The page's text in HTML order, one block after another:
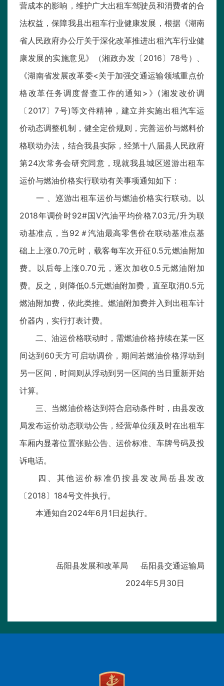
营成本的影响，维护广大出租车驾驶员和消费者的合
法权益，保障我县出租车行业健康发展，根据《湖南
省人民政府办公厅关于深化改革推进出租汽车行业健
康发展的实施意见》（湘政办发〔2016〕78号）、
《湖南省发展改革委<关于加强交通运输领域重点价
格改革任务调度督查工作的通知>》(湘发改价调
〔2017〕7号)等文件精神，建立并实施出租汽车运
价动态调整机制，健全定价规则，完善运价与燃料价
格联动办法，结合我县实际，经第十八届县人民政府
第24次常务会研究同意，现就我县城区巡游出租车
运价与燃油价格实行联动有关事项通知如下：
一 、巡游出租车运价与燃油价格实行联动。以
2018年调价时92#国V汽油平均价格7.03元/升为联
动基准点，当92＃汽油最高零售价在联动基准点基
础上上涨0.70元时，载客每车次开征0.5元燃油附加
费。以后每上涨0.70元，逐次加收0.5元燃油附加
费。反之，则降低0.5元燃油附加费，直至取消0.5元
燃油附加费，依此类推。燃油附加费并入到出租车计
价器内，实行打表计费。
二、油运价格联动时，需燃油价格持续在某一区
间达到60天方可启动调价，期间若燃油价格浮动到
另一区间，时间则从浮动到另一区间的当日重新开始
计算。
三、当燃油价格达到符合启动条件时，由县发改
局发布运价动态联动公告，经营单位须及时在出租车
车厢内显著位置张贴公告、运价标准、车牌号码及投
诉电话。
四、其他运价标准仍按县发改局岳县发改
〔2018〕184号文件执行。
本通知自2024年6月1日起执行。
岳阳县发展和改革局 岳阳县交通运输局
2024年5月30日